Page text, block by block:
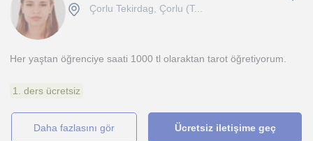
Çorlu Tekirdag, Çorlu (T...
Her yaştan öğrenciye saati 1000 tl olaraktan tarot öğretiyorum.
1. ders ücretsiz
daha fazlasını gör Ücretsiz iletişime geç